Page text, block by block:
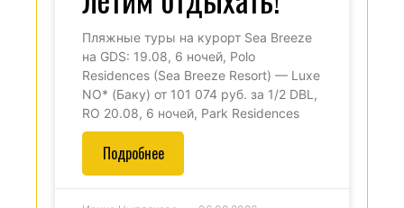
Пляжные туры на курорт Sea Breeze
на GDS: 19.08, 6 ночей, Polo
Residences (Sea Breeze Resort) — Luxe
NO* (Баку) от 101 074 руб. за 1/2 DBL,
RO 20.08, 6 ночей, Park Residences
Подробнее